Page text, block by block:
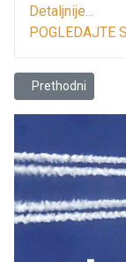
Detaljnije...
POGLEDAJTE
Prethodni članak:
Prethodni